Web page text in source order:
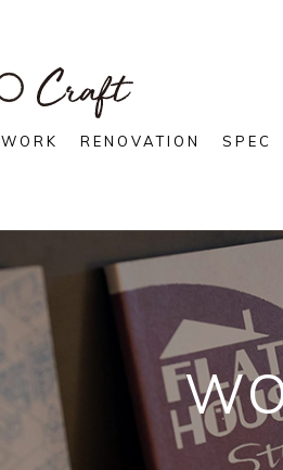
WORK RENOVATION SPEC